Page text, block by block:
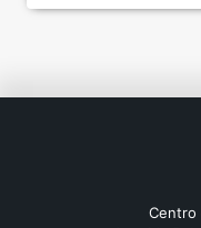
Residência em
(https://sites.uel.br/
Centro